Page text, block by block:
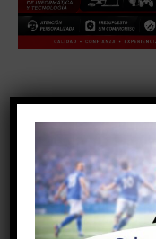
Artículo anterior